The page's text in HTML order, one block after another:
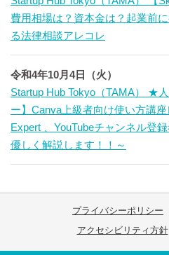
費用相場は？資本金は？起業前
る法律相談アレコレ
令和4年10月4日（火）
Startup Hub Tokyo（TAMA） ★
ー】Canva上級者向け使い方講
Expert 、YouTubeチャンネル登
優しく解説します！！～
プライバシーポリシー
アクセシビリティ方針